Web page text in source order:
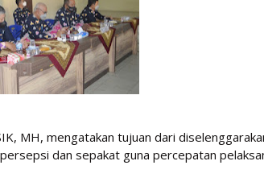
MH, mengatakan tujuan dari
dan sepakat guna percepatan